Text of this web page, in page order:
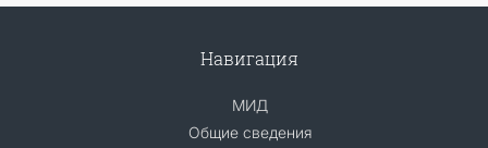
Навигация
МИД
Общие сведения